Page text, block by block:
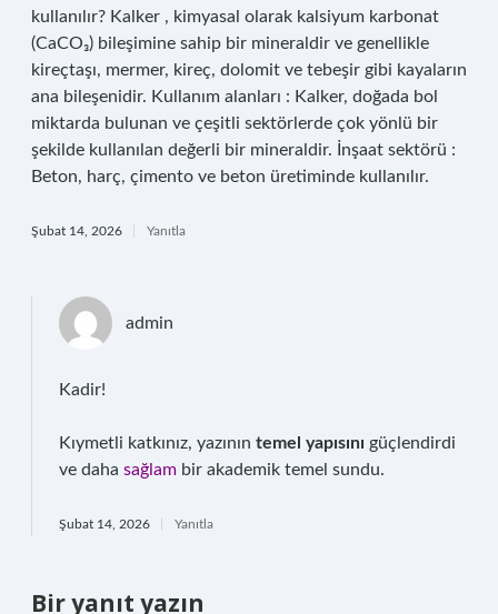
kullanılır? Kalker , kimyasal olarak kalsiyum karbonat
(CaCO₃) bileşimine sahip bir mineraldir ve genellikle
kireçtaşı, mermer, kireç, dolomit ve tebeşir gibi kayaların
ana bileşenidir. Kullanım alanları : Kalker, doğada bol
miktarda bulunan ve çeşitli sektörlerde çok yönlü bir
şekilde kullanılan değerli bir mineraldir. İnşaat sektörü :
Beton, harç, çimento ve beton üretiminde kullanılır.
Şubat 14, 2026 Yanıtla
admin
Kadir!
Kıymetli katkınız, yazının temel yapısını güçlendirdi
ve daha sağlam bir akademik temel sundu.
Şubat 14, 2026 Yanıtla
Bir yanıt yazın